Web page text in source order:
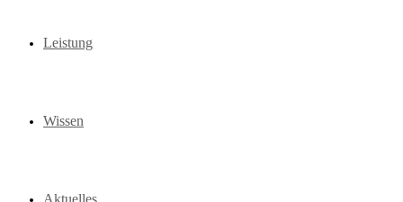
Leistung
Wissen
Aktuelles